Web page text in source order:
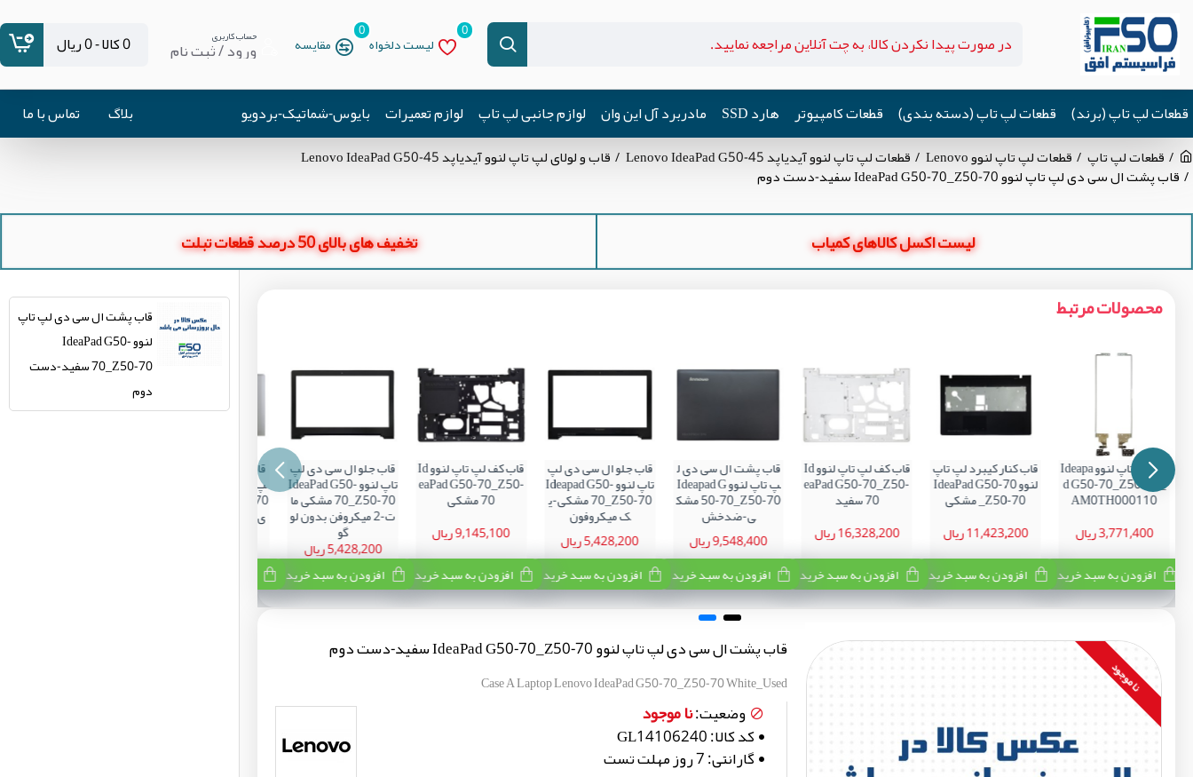
لیست دلخواه
0
مقایسه
0 حساب کاربری
ورود / ثبت نام 0 کالا - 0 ریال
قطعات لپ تاپ (برند) قطعات لپ تاپ (دسته بندی) قطعات کامپیوتر هارد SSD مادربرد آل این وان لوازم جانبی لپ تاپ لوازم تعمیرات بایوس-شماتیک-بردویو بلاگ تماس با ما
قطعات لپ تاپ قطعات لپ تاپ لنوو Lenovo قطعات لپ تاپ لنوو آیدیاپد Lenovo IdeaPad G50-45 قاب و لولای لپ تاپ لنوو آیدیاپد Lenovo IdeaPad G50-45
قاب پشت ال سی دی لپ تاپ لنوو IdeaPad G50-70_Z50-70 سفید-دست دوم
لیست اکسل کالاهای کمیاب تخفیف های بالای 50 درصد قطعات تبلت
محصولات مرتبط
لولا لپ تاپ لنوو Ideapa
d G50-70_Z50-70_
AM0TH000110
3,771,400 ریال
افزودن به سبد خرید
قاب کنار کیبرد لپ تاپ
لنوو IdeaPad G50-70
_Z50-70 مشکی
11,423,200 ریال
افزودن به سبد خرید
قاب کف لپ تاپ لنوو Id
eaPad G50-70_Z50-
70 سفید
16,328,200 ریال
افزودن به سبد خرید
قاب پشت ال سی دی ل
پ تاپ لنوو Ideapad G
50-70_Z50-70 مشک
ی-ضدخش
9,548,400 ریال
افزودن به سبد خرید
قاب جلو ال سی دی لپ
تاپ لنوو Ideapad G50-
70_Z50-70 مشکی-ی
ک میکروفون
5,428,200 ریال
افزودن به سبد خرید
قاب کف لپ تاپ لنوو Id
eaPad G50-70_Z50-
70 مشکی
9,145,100 ریال
افزودن به سبد خرید
قاب جلو ال سی دی لپ
تاپ لنوو IdeaPad G50-
70_Z50-70 مشکی ما
ت-2 میکروفن بدون لو
گو
5,428,200 ریال
افزودن به سبد خرید
قاب پشت ال سی دی ل
ی-خط و خش ریز بدون
نا موجود
قاب پشت ال سی دی لپ تاپ لنوو IdeaPad G50-70_Z50-70 سفید-دست دوم
Case A Laptop Lenovo IdeaPad G50-70_Z50-70 White_Used
وضعیت:نا موجود
کد کالا:GL14106240
گارانتی:7 روز مهلت تست
قاب پشت ال سی دی لپ تاپ
لنوو IdeaPad G50-
70_Z50-70 سفید-دست
دوم